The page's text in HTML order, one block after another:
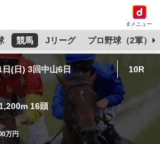
dメニュー
競馬 Jリーグ プロ野球（2軍）
日(日) 3回中山6日 10R
16頭
万円